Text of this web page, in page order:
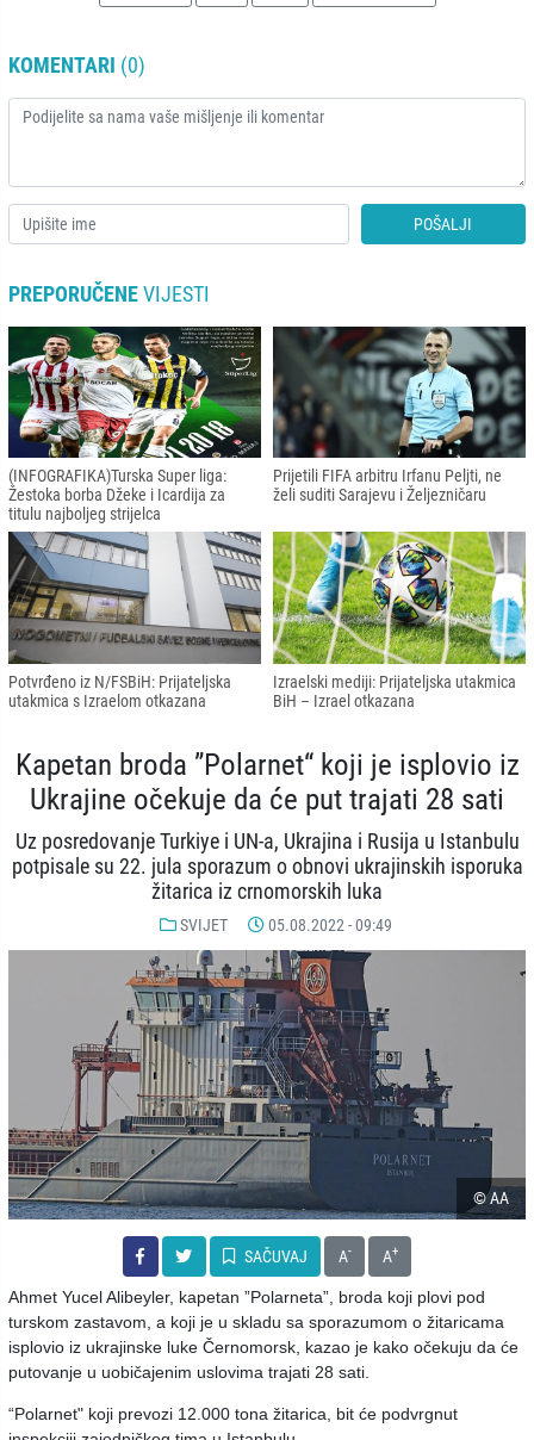
KOMENTARI (0)
POŠALJI
PREPORUČENEVIJESTI
(INFOGRAFIKA)Turska Super liga:
Žestoka borba Džeke i Icardija za
titulu najboljeg strijelca
Prijetili FIFA arbitru Irfanu Peljti, ne
želi suditi Sarajevu i Željezničaru
Potvrđeno iz N/FSBiH: Prijateljska
utakmica s Izraelom otkazana
Izraelski mediji: Prijateljska utakmica
BiH – Izrael otkazana
Kapetan broda ”Polarnet“ koji je isplovio iz
Ukrajine očekuje da će put trajati 28 sati
Uz posredovanje Turkiye i UN-a, Ukrajina i Rusija u Istanbulu
potpisale su 22. jula sporazum o obnovi ukrajinskih isporuka
žitarica iz crnomorskih luka
SVIJET 05.08.2022 - 09:49
© AA
SAČUVAJ A- A+
Ahmet Yucel Alibeyler, kapetan ”Polarneta”, broda koji plovi pod
turskom zastavom, a koji je u skladu sa sporazumom o žitaricama
isplovio iz ukrajinske luke Černomorsk, kazao je kako očekuju da će
putovanje u uobičajenim uslovima trajati 28 sati.
“Polarnet" koji prevozi 12.000 tona žitarica, bit će podvrgnut